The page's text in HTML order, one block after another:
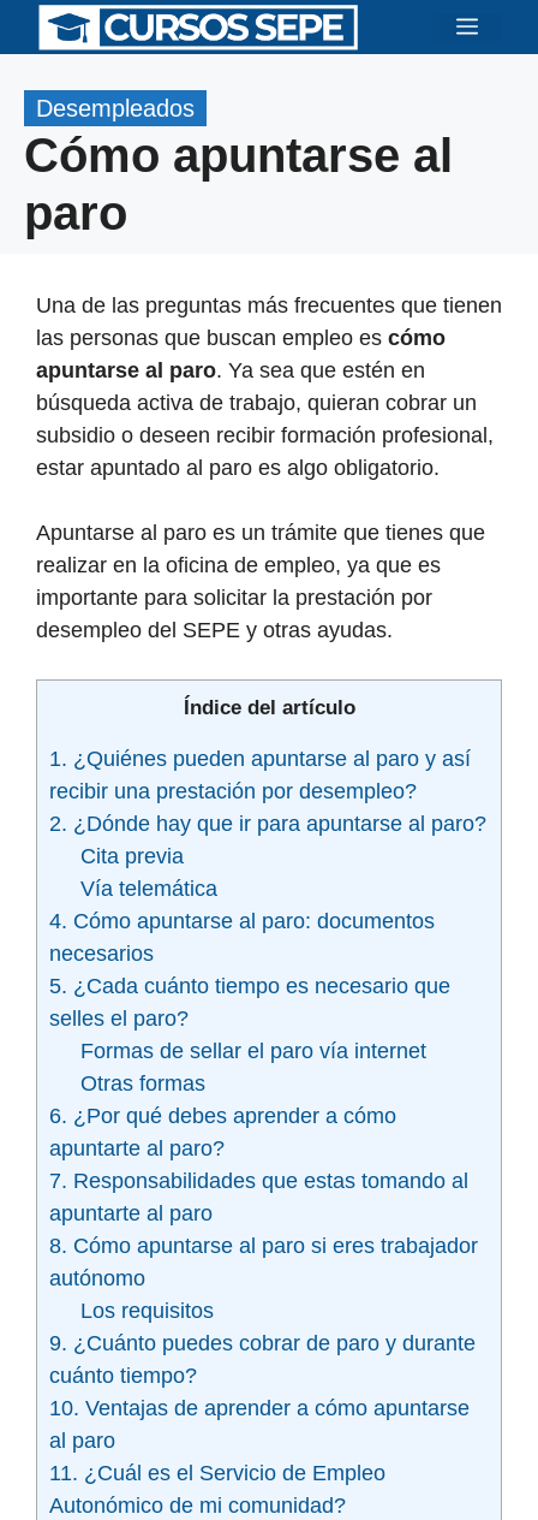
Saltar
Menú
Desempleados
Cómo apuntarse al
paro
Una de las preguntas más frecuentes que tienen
las personas que buscan empleo es cómo
apuntarse al paro. Ya sea que estén en
búsqueda activa de trabajo, quieran cobrar un
subsidio o deseen recibir formación profesional,
estar apuntado al paro es algo obligatorio.
Apuntarse al paro es un trámite que tienes que
realizar en la oficina de empleo, ya que es
importante para solicitar la prestación por
desempleo del SEPE y otras ayudas.
Índice del artículo
1. ¿Quiénes pueden apuntarse al paro y así
recibir una prestación por desempleo?
2. ¿Dónde hay que ir para apuntarse al paro?
Cita previa
Vía telemática
4. Cómo apuntarse al paro: documentos
necesarios
5. ¿Cada cuánto tiempo es necesario que
selles el paro?
Formas de sellar el paro vía internet
Otras formas
6. ¿Por qué debes aprender a cómo
apuntarte al paro?
7. Responsabilidades que estas tomando al
apuntarte al paro
8. Cómo apuntarse al paro si eres trabajador
autónomo
Los requisitos
9. ¿Cuánto puedes cobrar de paro y durante
cuánto tiempo?
10. Ventajas de aprender a cómo apuntarse
al paro
11. ¿Cuál es el Servicio de Empleo
Autonómico de mi comunidad?